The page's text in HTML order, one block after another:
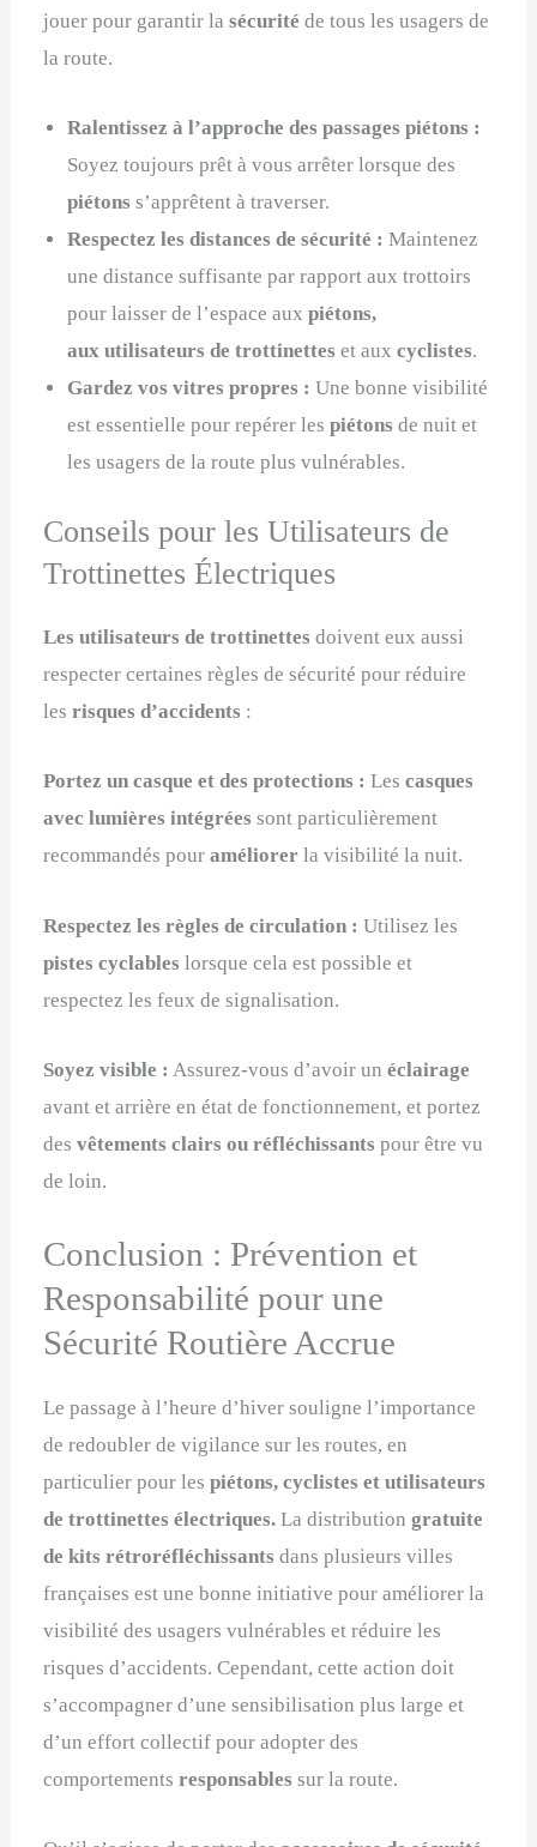
jouer pour garantir lasécurité de tous les usagers de
la route.
Ralentissez à l’approche des passages piétons :
Soyez toujours prêt à vous arrêter lorsque des
piétons s’apprêtent à traverser.
Respectez les distances de sécurité : Maintenez
une distance suffisante par rapport aux trottoirs
pour laisser de l’espace auxpiétons,
aux utilisateurs de trottinettes et auxcyclistes.
Gardez vos vitres propres : Une bonne visibilité
est essentielle pour repérer lespiétons de nuit et
les usagers de la route plus vulnérables.
Conseils pour les Utilisateurs de
Trottinettes Électriques
Les utilisateurs de trottinettes doivent eux aussi
respecter certaines règles de sécurité pour réduire
lesrisques d’accidents :
Portez un casque et des protections : Lescasques
avec lumières intégrées sont particulièrement
recommandés pouraméliorer la visibilité la nuit.
Respectez les règles de circulation : Utilisez les
pistes cyclables lorsque cela est possible et
respectez les feux de signalisation.
Soyez visible : Assurez-vous d’avoir unéclairage
avant et arrière en état de fonctionnement, et portez
desvêtements clairs ou réfléchissants pour être vu
de loin.
Conclusion : Prévention et
Responsabilité pour une
Sécurité Routière Accrue
Le passage à l’heure d’hiver souligne l’importance
de redoubler de vigilance sur les routes, en
particulier pour lespiétons, cyclistes et utilisateurs
de trottinettes électriques. La distributiongratuite
de kits rétroréfléchissants dans plusieurs villes
françaises est une bonne initiative pour améliorer la
visibilité des usagers vulnérables et réduire les
risques d’accidents. Cependant, cette action doit
s’accompagner d’une sensibilisation plus large et
d’un effort collectif pour adopter des
comportementsresponsables sur la route.